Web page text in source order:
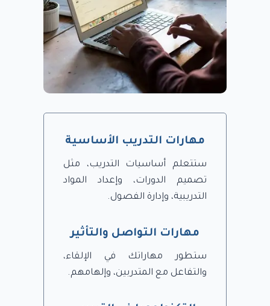
مهارات التدريب الأساسية
ستتعلم أساسيات التدريب، مثل
تصميم الدورات، وإعداد المواد
التدريبية، وإدارة الفصول.
مهارات التواصل والتأثير
ستطور مهاراتك في الإلقاء،
والتفاعل مع المتدربين، وإلهامهم.